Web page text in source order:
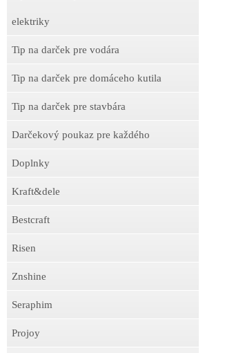
elektriky
Tip na darček pre vodára
Tip na darček pre domáceho kutila
Tip na darček pre stavbára
Darčekový poukaz pre každého
Doplnky
Kraft&dele
Bestcraft
Risen
Znshine
Seraphim
Projoy